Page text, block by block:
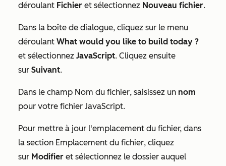
déroulant Fichier et sélectionnez Nouveau fichier.
Dans la boîte de dialogue, cliquez sur le menu
déroulant What would you like to build today ?
et sélectionnez JavaScript. Cliquez ensuite
sur Suivant.
Dans le champ Nom du fichier, saisissez un nom
pour votre fichier JavaScript.
Pour mettre à jour l'emplacement du fichier, dans
la section Emplacement du fichier, cliquez
sur Modifier et sélectionnez le dossier auquel